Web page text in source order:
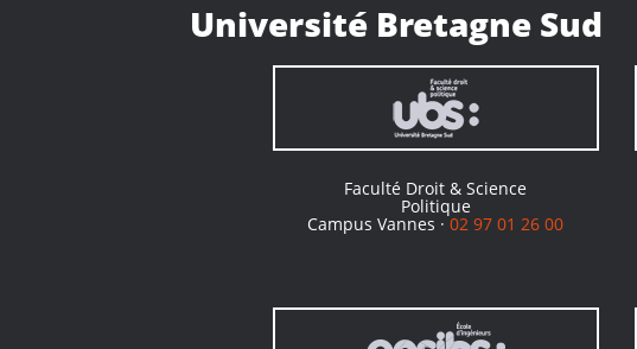
Université Bretagne Sud
Faculté Droit & Science
Politique
Campus Vannes ·02 97 01 26 00